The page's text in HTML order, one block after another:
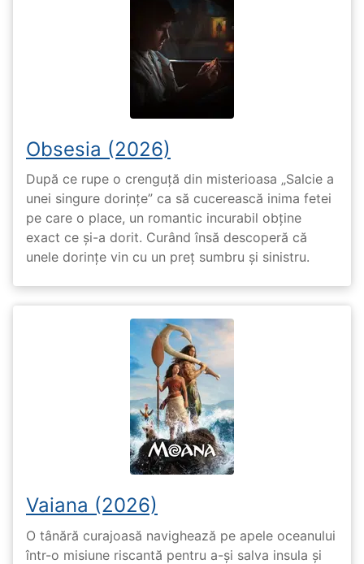
Obsesia (2026)
După ce rupe o crenguță din misterioasa „Salcie a
unei singure dorințe” ca să cucerească inima fetei
pe care o place, un romantic incurabil obține
exact ce și-a dorit. Curând însă descoperă că
unele dorințe vin cu un preț sumbru și sinistru.
Vaiana (2026)
O tânără curajoasă navighează pe apele oceanului
într-o misiune riscantă pentru a-și salva insula și